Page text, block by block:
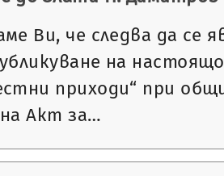
Ви, че следва да се
на
приходи“ при
Акт за…